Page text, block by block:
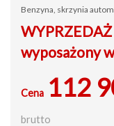
Benzyna, skrzynia
wyposażony
Cena 112
brutto